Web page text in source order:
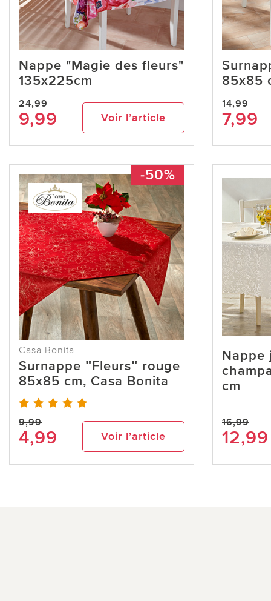
Nappe "Magie des fleurs"
135x225cm
24,99
9,99 Voir l’article
85x85
14,99
7,99
-50%
Casa Bonita
Surnappe ʺFleursʺ rouge
85x85 cm, Casa Bonita
9,99
4,99 Voir l’article
Nappe
cm
16,99
12,99